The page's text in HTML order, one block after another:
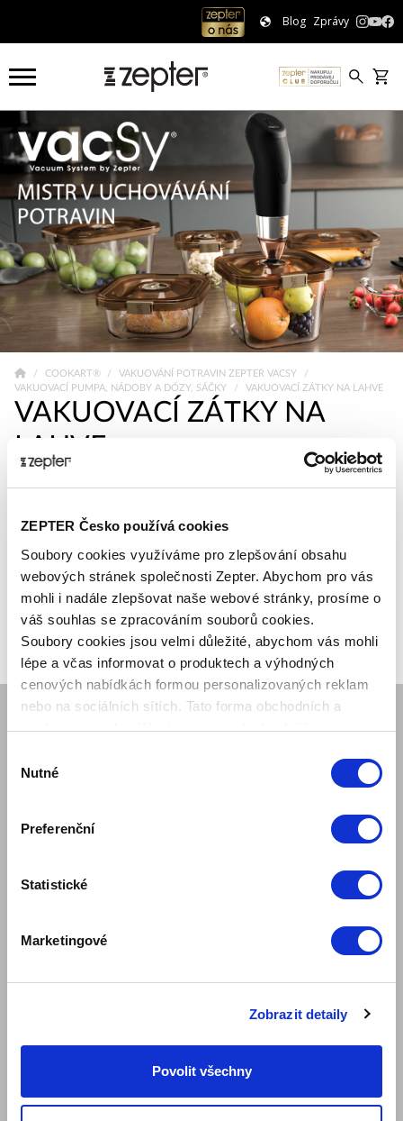
ZEPTER Česko používá cookies
Soubory cookies využíváme pro zlepšování obsahu
webových stránek společnosti Zepter. Abychom pro vás
mohli i nadále zlepšovat naše webové stránky, prosíme o
váš souhlas se zpracováním souborů cookies.
Soubory cookies jsou velmi důležité, abychom vás mohli
lépe a včas informovat o produktech a výhodných
cenových nabídkách formou personalizovaných reklam
nebo na sociálních sítích. Tato forma obchodních a
marketingových sdělení pro vás nebude obtěžující.
souhlasu
Nutné
Preferenční
Statistické
Marketingové
Zobrazit detaily
Povolit všechny
Blog Zprávy
COOKART®
VAKUOVÁNÍ POTRAVIN ZEPTER VACSY
VAKUOVACÍ PUMPA, NÁDOBY A DÓZY, SÁČKY
VAKUOVACÍ ZÁTKY NA LAHVE
VAKUOVACÍ ZÁTKY NA
LAHVE
Mám zájem o ukázku produktu
Naše mise
Kontaktujte nás
Bezpečnost výrobku
Pravidla internetového obchodu
Ceníky náhradních dílů, záruk a služeb
Dokumenty